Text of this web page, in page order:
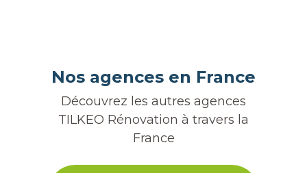
Nos agences en France
Découvrez les autres agences
TILKEO Rénovation à travers la
France